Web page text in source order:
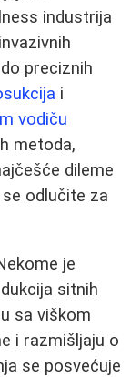
industrija
preciznih
i
vodiču
metoda,
dileme
odlučite za
je
sitnih
sa viškom
i razmišljaju o
se posvećuje